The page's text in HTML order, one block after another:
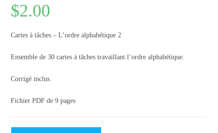
$2.00
Cartes à tâches – L’ordre alphabétique 2
Ensemble de 30 cartes à tâches travaillant l’ordre alphabétique.
Corrigé inclus.
Fichier PDF de 9 pages